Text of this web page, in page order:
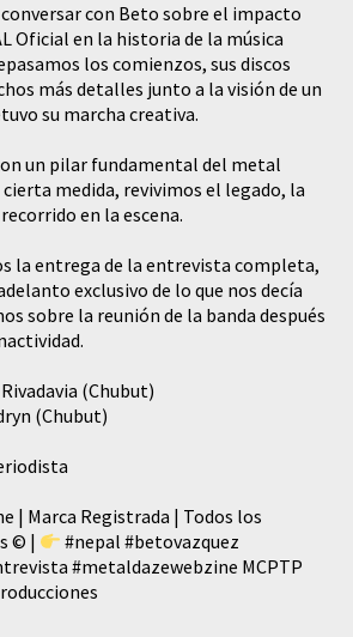
con Beto sobre el impacto
Oficial en la historia de la música
los comienzos, sus discos
más detalles junto a la visión de un
su marcha creativa.
un pilar fundamental del metal
medida, revivimos el legado, la
en la escena.
la entrega de la entrevista completa,
exclusivo de lo que nos decía
sobre la reunión de la banda después
(Chubut)
(Chubut)
| Marca Registrada | Todos los
© |
#nepal #betovazquez
#metaldazewebzine MCPTP